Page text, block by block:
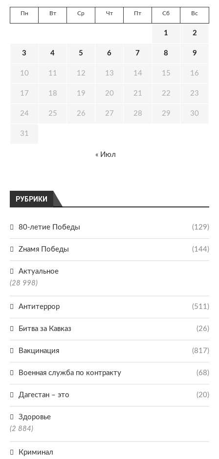
РУБРИКИ
80-летие Победы (129)
Zнамя Победы (144)
Актуальное
(28 998)
Антитеррор (511)
Битва за Кавказ (26)
Вакцинация (817)
Военная служба по контракту (68)
Дагестан – это (20)
Здоровье
(2 884)
Криминал
Пн Вт Ср Чт Пт Сб Вс
1 2
3 4 5 6 7 8 9
10 11 12 13 14 15 16
17 18 19 20 21 22 23
24 25 26 27 28 29 30
31
« Июл